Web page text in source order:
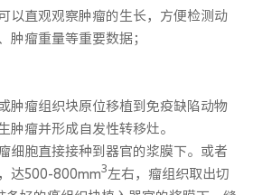
以直观观察肿瘤的生长，方便检测动
肿瘤重量等重要数据；
肿瘤组织块原位移植到免疫缺陷动物
肿瘤并形成自发性转移灶。
细胞直接接种到器官的浆膜下。或者
达500-800mm3左右，瘤组织取出切